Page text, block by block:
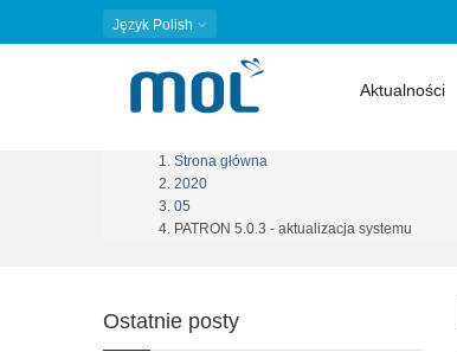
Język Polish
Aktualności
Ścieżka
nawigacyjna
Strona główna
2020
05
PATRON 5.0.3 - aktualizacja systemu
Ostatnie posty